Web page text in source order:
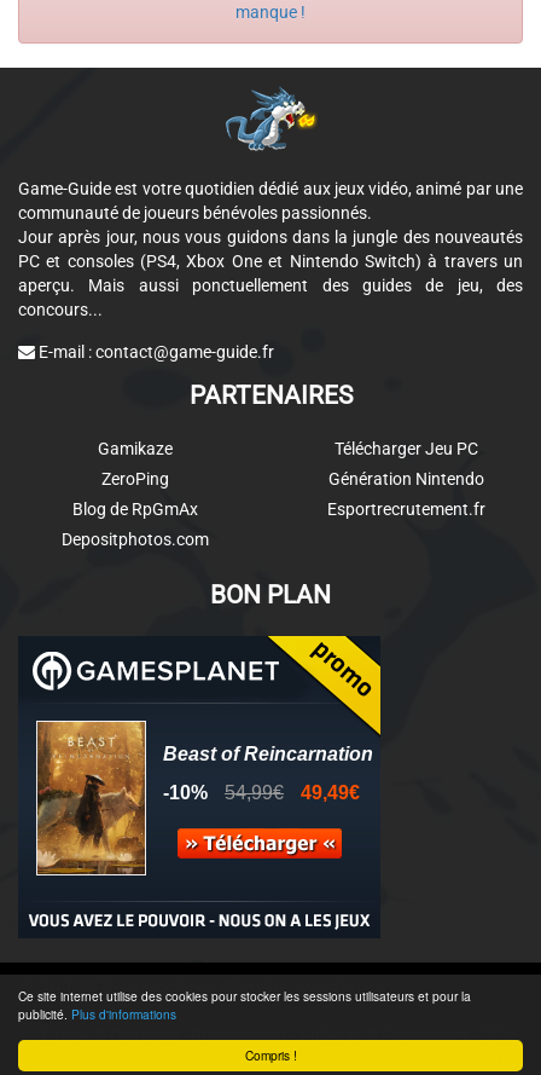
Compris !
Ce site internet utilise des cookies pour stocker les sessions utilisateurs et pour la
publicité. Plus d'informations
manque !
Game-Guide est votre quotidien dédié aux jeux vidéo, animé par une
communauté de joueurs bénévoles passionnés.
Jour après jour, nous vous guidons dans la jungle des nouveautés
PC et consoles (PS4, Xbox One et Nintendo Switch) à travers un
aperçu. Mais aussi ponctuellement des guides de jeu, des
concours...
E-mail :contact@game-guide.fr
PARTENAIRES
Gamikaze
ZeroPing
Blog de RpGmAx
Depositphotos.com
Télécharger Jeu PC
Génération Nintendo
Esportrecrutement.fr
BON PLAN